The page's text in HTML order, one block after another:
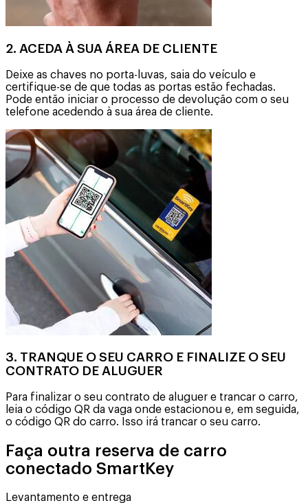
2. ACEDA À SUA ÁREA DE CLIENTE
Deixe as chaves no porta-luvas, saia do veículo e
certifique-se de que todas as portas estão fechadas.
Pode então iniciar o processo de devolução com o seu
telefone acedendo à sua área de cliente.
3. TRANQUE O SEU CARRO E FINALIZE O SEU
CONTRATO DE ALUGUER
Para finalizar o seu contrato de aluguer e trancar o carro,
leia o código QR da vaga onde estacionou e, em seguida,
o código QR do carro. Isso irá trancar o seu carro.
Faça outra reserva de carro
conectado SmartKey
Levantamento e entrega